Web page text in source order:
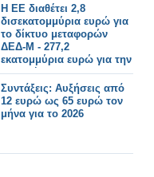
Η ΕΕ διαθέτει 2,8
δισεκατομμύρια ευρώ για
το δίκτυο μεταφορών
ΔΕΔ-Μ - 277,2
εκατομμύρια ευρώ για την
γραμμή του Έβρου
Συντάξεις: Αυξήσεις από
12 ευρώ ως 65 ευρώ τον
μήνα για το 2026